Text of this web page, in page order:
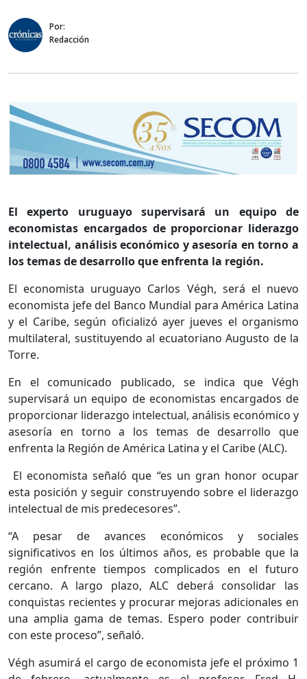
Por:
Redacción
El experto uruguayo supervisará un equipo de
economistas encargados de proporcionar liderazgo
intelectual, análisis económico y asesoría en torno a
los temas de desarrollo que enfrenta la región.
El economista uruguayo Carlos Végh, será el nuevo
economista jefe del Banco Mundial para América Latina
y el Caribe, según oficializó ayer jueves el organismo
multilateral, sustituyendo al ecuatoriano Augusto de la
Torre.
En el comunicado publicado, se indica que Végh
supervisará un equipo de economistas encargados de
proporcionar liderazgo intelectual, análisis económico y
asesoría en torno a los temas de desarrollo que
enfrenta la Región de América Latina y el Caribe (ALC).
El economista señaló que “es un gran honor ocupar
esta posición y seguir construyendo sobre el liderazgo
intelectual de mis predecesores”.
“A pesar de avances económicos y sociales
significativos en los últimos años, es probable que la
región enfrente tiempos complicados en el futuro
cercano. A largo plazo, ALC deberá consolidar las
conquistas recientes y procurar mejoras adicionales en
una amplia gama de temas. Espero poder contribuir
con este proceso”, señaló.
Végh asumirá el cargo de economista jefe el próximo 1